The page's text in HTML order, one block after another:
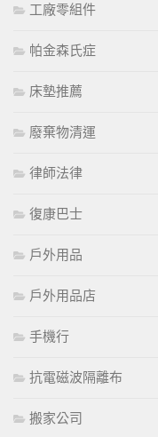
工廠零組件
帕金森氏症
床墊推薦
廢棄物清運
律師法律
復康巴士
戶外用品
戶外用品店
手機行
抗電磁波隔離布
搬家公司